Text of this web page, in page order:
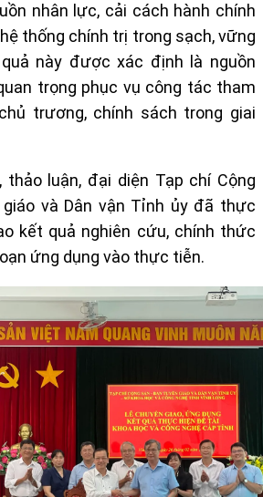
nhân lực, cải cách hành chính
thống chính trị trong sạch, vững
này được xác định là nguồn
trọng phục vụ công tác tham
trương, chính sách trong giai
thảo luận, đại diện Tạp chí Cộng
và Dân vận Tỉnh ủy đã thực
kết quả nghiên cứu, chính thức
ứng dụng vào thực tiễn.